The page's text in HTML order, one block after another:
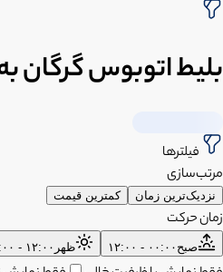
بلیط اتوبوس گرگان
فیلترها
مرتب‌سازی
نزدیک‌ترین زمان کمترین قیمت
زمان حرکت
صبح ۰۰:۰۰ - ۱۲:۰۰ ظهر ۱۲:۰۰ - ۱۸:۰۰